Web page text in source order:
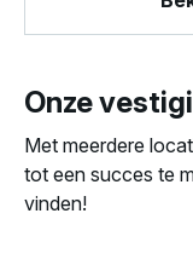
Onze
Met meerdere
tot een succes te
vinden!